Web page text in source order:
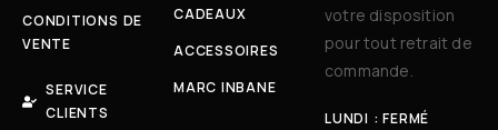
CONDITIONS DE
VENTE
SERVICE
CLIENTS
CADEAUX
ACCESSOIRES
MARC INBANE
votre disposition
pour tout retrait de
commande.
LUNDI : FERMÉ